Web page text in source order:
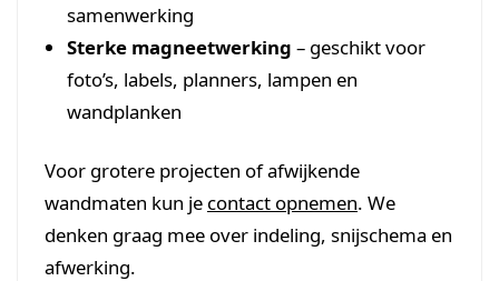
samenwerking
Sterke magneetwerking – geschikt voor
foto’s, labels, planners, lampen en
wandplanken
Voor grotere projecten of afwijkende
wandmaten kun je contact opnemen. We
denken graag mee over indeling, snijschema en
afwerking.